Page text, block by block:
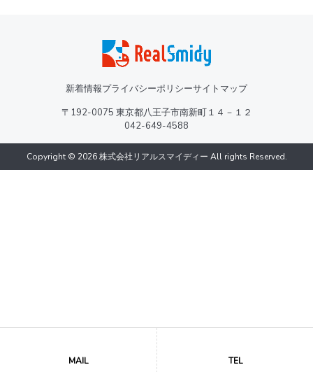
新着情報プライバシーポリシーサイトマップ
〒192-0075 東京都八王子市南新町１４－１２
042-649-4588
Copyright © 2026 株式会社リアルスマイディー All rights Reserved.
MAIL TEL